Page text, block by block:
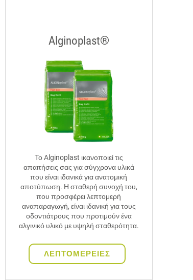
Alginoplast®
Το Alginoplast ικανοποιεί τις
απαιτήσεις σας για σύγχρονα υλικά
που είναι ιδανικά για ανατομική
αποτύπωση. Η σταθερή συνοχή του,
που προσφέρει λεπτομερή
αναπαραγωγή, είναι ιδανική για τους
οδοντιάτρους που προτιμούν ένα
αλγινικό υλικό με υψηλή σταθερότητα.
ΛΕΠΤΟΜΕΡΕΙΕΣ